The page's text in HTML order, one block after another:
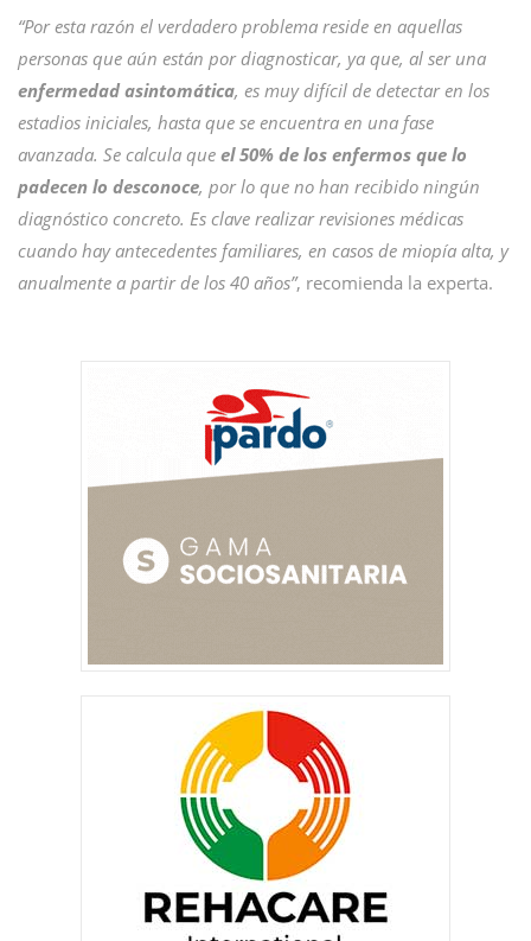
“Por esta razón el verdadero problema reside en aquellas
personas que aún están por diagnosticar, ya que, al ser una
enfermedad asintomática, es muy difícil de detectar en los
estadios iniciales, hasta que se encuentra en una fase
avanzada. Se calcula que el 50% de los enfermos que lo
padecen lo desconoce, por lo que no han recibido ningún
diagnóstico concreto. Es clave realizar revisiones médicas
cuando hay antecedentes familiares, en casos de miopía alta, y
anualmente a partir de los 40 años”, recomienda la experta.